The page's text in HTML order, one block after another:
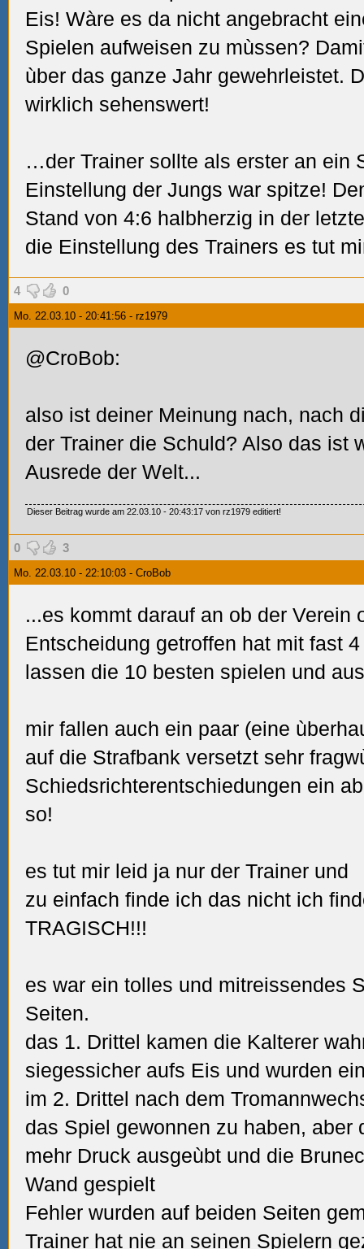
Eis! Wàre es da nicht angebracht
Spielen aufweisen zu mùssen?
ùber das ganze Jahr gewehrleistet.
wirklich sehenswert!
…der Trainer sollte als erster an ein
Einstellung der Jungs war spitze!
Stand von 4:6 halbherzig in der
die Einstellung des Trainers es tut
4 0
Mo. 22.03.10 - 20:41:56 - rz1979
@CroBob:
also ist deiner Meinung nach, nach
der Trainer die Schuld? Also das ist
Ausrede der Welt...
Dieser Beitrag wurde am 22.03.10 - 20:43:17 von rz1979 editiert!
0 3
Mo. 22.03.10 - 22:10:03 - CroBob
...es kommt darauf an ob der Verein
Entscheidung getroffen hat mit fast
lassen die 10 besten spielen und
mir fallen auch ein paar (eine
auf die Strafbank versetzt sehr
Schiedsrichterentschiedungen ein
so!
es tut mir leid ja nur der Trainer und
zu einfach finde ich das nicht ich
TRAGISCH!!!
es war ein tolles und mitreissendes
Seiten.
das 1. Drittel kamen die Kalterer
siegessicher aufs Eis und wurden
im 2. Drittel nach dem
das Spiel gewonnen zu haben, aber
mehr Druck ausgeùbt und die
Wand gespielt
Fehler wurden auf beiden Seiten
Trainer hat nie an seinen Spielern